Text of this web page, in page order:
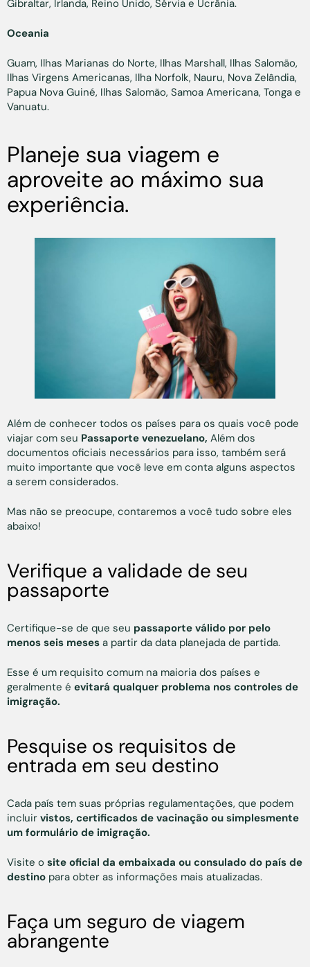
Gibraltar, Irlanda, Reino Unido, Sérvia e Ucrânia.
Oceania
Guam, Ilhas Marianas do Norte, Ilhas Marshall, Ilhas Salomão,
Ilhas Virgens Americanas, Ilha Norfolk, Nauru, Nova Zelândia,
Papua Nova Guiné, Ilhas Salomão, Samoa Americana, Tonga e
Vanuatu.
Planeje sua viagem e
aproveite ao máximo sua
experiência.
Além de conhecer todos os países para os quais você pode
viajar com seu Passaporte venezuelano, Além dos
documentos oficiais necessários para isso, também será
muito importante que você leve em conta alguns aspectos
a serem considerados.
Mas não se preocupe, contaremos a você tudo sobre eles
abaixo!
Verifique a validade de seu
passaporte
Certifique-se de que seu passaporte válido por pelo
menos seis meses a partir da data planejada de partida.
Esse é um requisito comum na maioria dos países e
geralmente é evitará qualquer problema nos controles de
imigração.
Pesquise os requisitos de
entrada em seu destino
Cada país tem suas próprias regulamentações, que podem
incluir vistos, certificados de vacinação ou simplesmente
um formulário de imigração.
Visite o site oficial da embaixada ou consulado do país de
destino para obter as informações mais atualizadas.
Faça um seguro de viagem
abrangente